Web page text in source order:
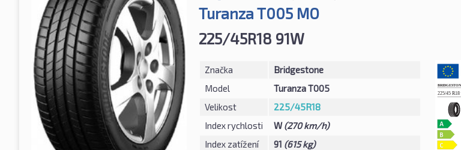
Turanza T005 MO
225/45R18 91W
Značka
Bridgestone
Model
Turanza T005
Velikost
225/45R18
Index rychlosti
W(270 km/h)
Index zatížení
91 (615 kg)